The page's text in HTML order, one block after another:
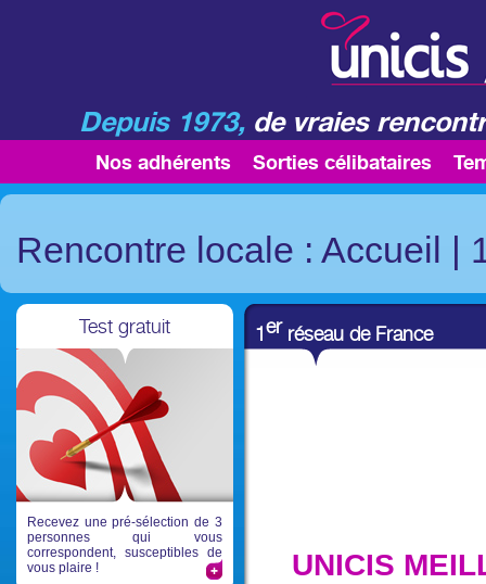
Depuis 1973, de vraies
Nos adhérents Sorties célibataires
Rencontre locale : Accueil
Test gratuit
Recevez une pré-sélection de 3
personnes qui vous
correspondent, susceptibles de
vous plaire !
1er réseau de France
UNICIS